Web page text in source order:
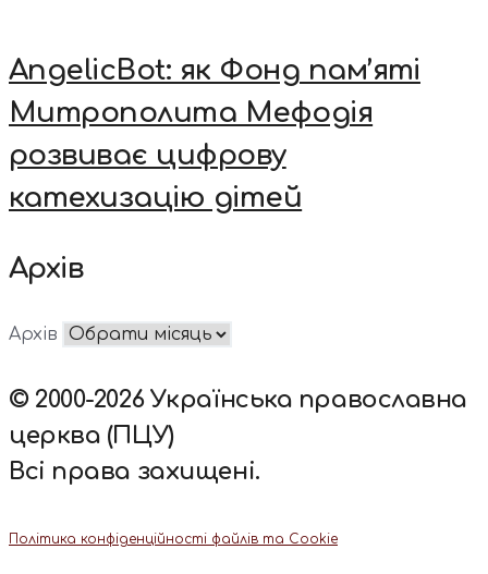
AngelicBot: як Фонд пам’яті
Митрополита Мефодія
розвиває цифрову
катехизацію дітей
Архів
Архів
© 2000-2026 Українська православна
церква (ПЦУ)
Всі права захищені.
Політика конфіденційності файлів та Cookie